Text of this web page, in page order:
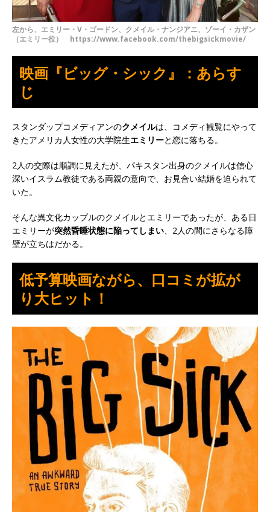
左から、エミリー・V・ゴードン、クメイル・ナンジアニ、ゾーイ・カザン
（エミリー役） https://www.facebook.com/thebigsickmovie/
映画『ビッグ・シック』：あらす
じ
スタンダップコメディアンのクメイルは、コメディ観覧にやって
きたアメリカ人女性の大学院生エミリーと恋に落ちる。
2人の交際は順調に見えたが、パキスタン出身のクメイルは信心
深いイスラム教徒である両親の意向で、お見合い結婚を迫られて
いた。
そんな異文化カップルのクメイルとエミリーであったが、ある日
エミリーが突然昏睡状態に陥ってしまい、2人の間にさらなる障
壁が立ちはだかる。
低予算映画ながら、口コミが拡が
り大ヒット！